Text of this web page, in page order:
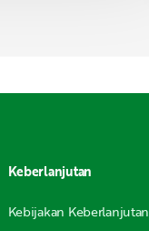
Keberlanjutan
Kebijakan Keberlanjutan